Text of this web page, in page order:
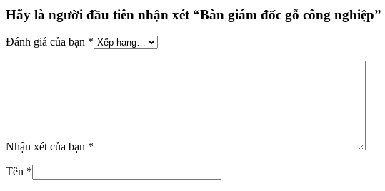
Hãy là người đầu tiên nhận xét “Bàn giám đốc gỗ công nghiệp”
Đánh giá của bạn *
Nhận xét của bạn *
Tên *